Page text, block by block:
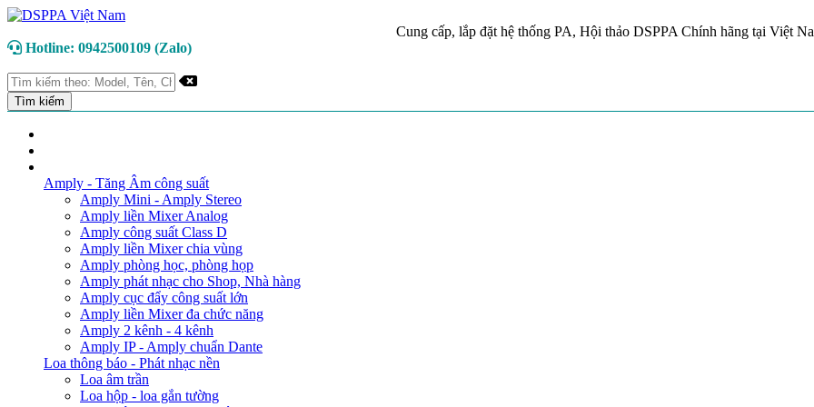
Cung cấp, lắp đặt hệ thống PA, Hội thảo DSPPA Chính hãng tại Việt
Hotline: 0942500109 (Zalo)
Amply - Tăng Âm công suất
Amply Mini - Amply Stereo
Amply liền Mixer Analog
Amply công suất Class D
Amply liền Mixer chia vùng
Amply phòng học, phòng họp
Amply phát nhạc cho Shop, Nhà hàng
Amply cục đẩy công suất lớn
Amply liền Mixer đa chức năng
Amply 2 kênh - 4 kênh
Amply IP - Amply chuẩn Dante
Loa thông báo - Phát nhạc nền
Loa âm trần
Loa hộp - loa gắn tường